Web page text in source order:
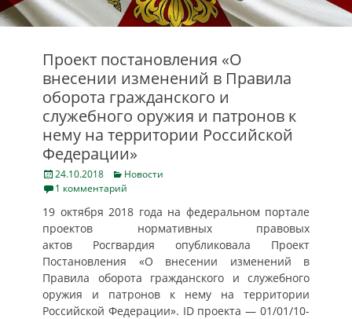
Проект постановления «О
внесении изменений в Правила
оборота гражданского и
служебного оружия и патронов к
нему на территории Российской
Федерации»
Posted
on
24.10.2018 Categories
Новости
1 комментарий
19 октября 2018 года на федеральном портале
проектов нормативных правовых
актов Росгвардия опубликовала Проект
Постановления «О внесении изменений в
Правила оборота гражданского и служебного
оружия и патронов к нему на территории
Российской Федерации». ID проекта — 01/01/10-